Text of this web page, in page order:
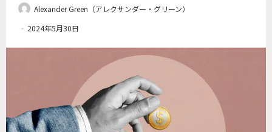
Alexander Green（アレクサンダー・グリーン）
2024年5月30日